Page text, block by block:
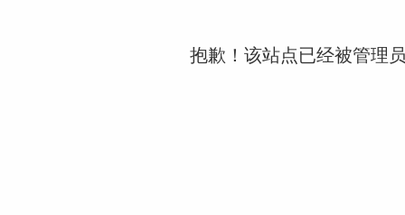
抱歉！该站点已经被管理